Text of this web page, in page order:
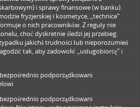
i sprawy finansowe (w banku).
fryzjerskiej i kosmetyce, „technice”
o nich pracowników. Z reguły nie
choć dyskretnie śledzi jej przebieg.
jakichś trudności łub nieporozumień
tak, aby zadowolić „usługobiorcę” i
podporządkowani
podporządkowani